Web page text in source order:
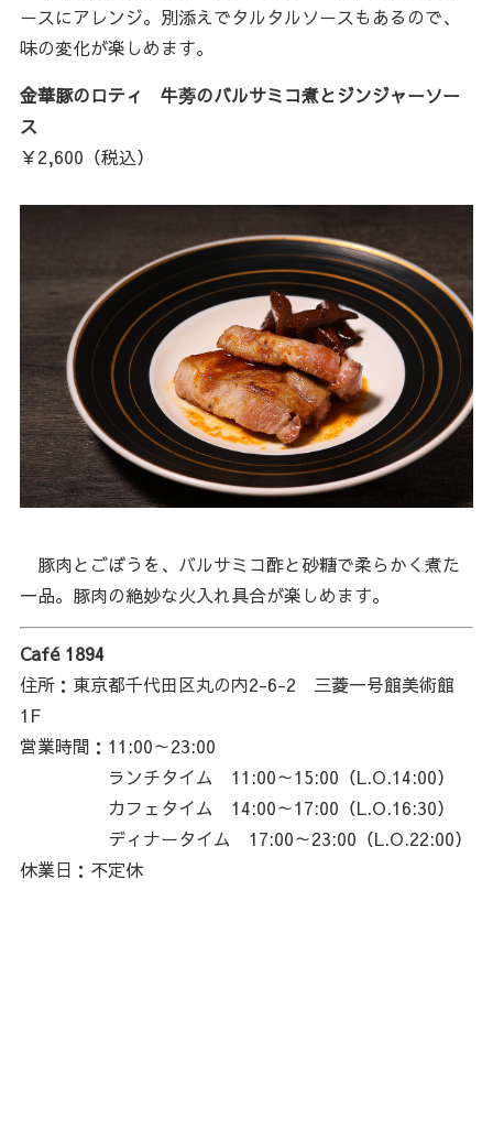
ースにアレンジ。別添えでタルタルソースもあるので、
味の変化が楽しめます。
金華豚のロティ 牛蒡のバルサミコ煮とジンジャーソー
ス
￥2,600（税込）
豚肉とごぼうを、バルサミコ酢と砂糖で柔らかく煮た
一品。豚肉の絶妙な火入れ具合が楽しめます。
Café 1894
住所：東京都千代田区丸の内2-6-2 三菱一号館美術館
1F
営業時間：11:00～23:00
ランチタイム 11:00～15:00（L.O.14:00）
カフェタイム 14:00～17:00（L.O.16:30）
ディナータイム 17:00～23:00（L.O.22:00）
休業日：不定休